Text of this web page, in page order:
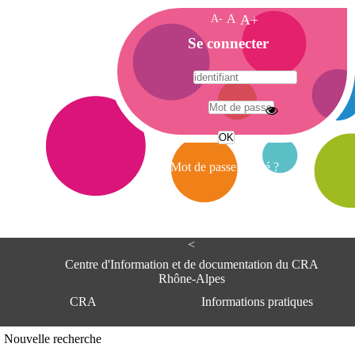
<
Centre d'Information et de documentation du CRA
Rhône-Alpes
CRA
Informations pratiques
Nouvelle recherche
A- A A+
A
c
c
e
i
Se connecter
Mot de passe oublié ?
A
e
e